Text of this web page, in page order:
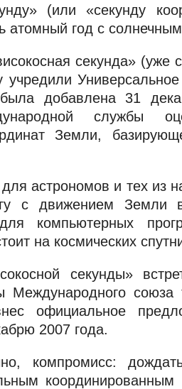
(или «секунду
атомный год с
секунда» (уже
учредили
добавлена 31
службы
Земли,
астрономов и тех из
с движением Земли
компьютерных
на космических
секунды»
Международного союза
официальное
2007 года.
компромисс: